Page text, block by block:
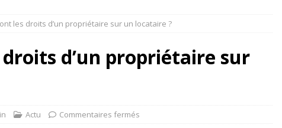
les droits d’un propriétaire sur un locataire ?
d’un propriétaire sur
Actu Commentaires fermés